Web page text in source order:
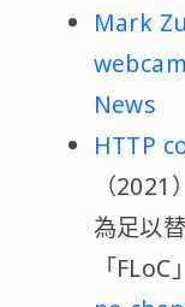
Mark
News
HTTP
（
為足以
「FLoC